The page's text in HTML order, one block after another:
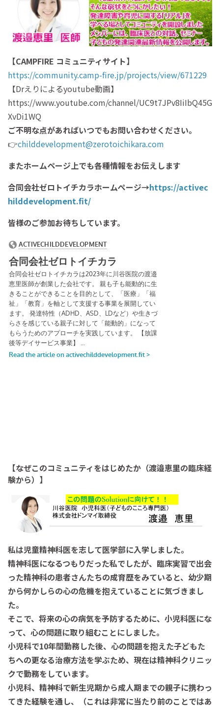
【CAMPFIRE コミュニティサイト】
https://community.camp-fire.jp/projects/view/671229
【Drえりによるyoutube動画】
https://www.youtube.com/channel/UC9t7JPv8IiIbQ45G
XvDi1WQ
ご不明な点があればいつでもお問い合わせください。
👉childdevelopment@zerotoichikara.com
またホームページ上でも各種情報をお伝えします
合同会社ゼロトイチカラホームぺージ→https://activec
hilddevelopment.fit/
皆様のご参加お待ちしています。
【なぜこのコミュニティをはじめたか（渡邉恵里の臨床経
験から）】
私は児童精神科医を志して医学部に入学しました。
精神科医になるつもりだった私でしたが、臨床実習で出会
った精神科の患者さんたちの成育歴をみていると、幼少期
から何かしらの心の危機を抱えていることに気づきまし
た。
そこで、将来の心の病気を予防するために、小児科医にな
って、心の問題に取り組むことにしました。
小児科で10年間勤務した後、心の問題を抱えた子どもた
ちへの更なる治療方法を学ぶため、現在は精神科クリニッ
クで勤務をしています。
小児科、精神科で新生児期から成人期までの親子に携わっ
てきた経験を通し、（これは非常に当たり前のことではあ